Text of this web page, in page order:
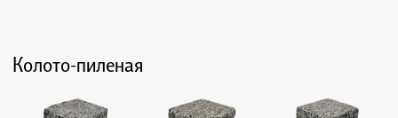
Колото-пиленая